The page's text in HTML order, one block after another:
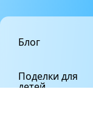
Блог
Поделки для
детей